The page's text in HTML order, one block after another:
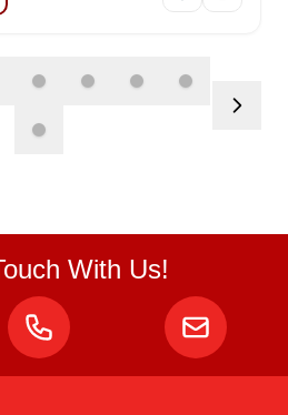
With Us!